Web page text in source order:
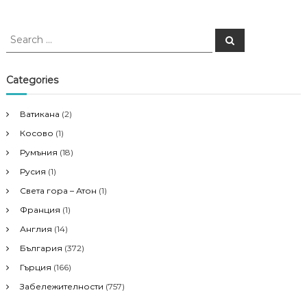
S
r
c
f
o
r
S
e
Categories
Ватикана (2)
Косово (1)
Румъния (18)
Русия (1)
Света гора – Атон (1)
Франция (1)
Англия (14)
България (372)
Гърция (166)
Забележителности (757)